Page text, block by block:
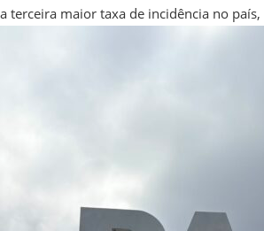
a terceira maior taxa de incidência no